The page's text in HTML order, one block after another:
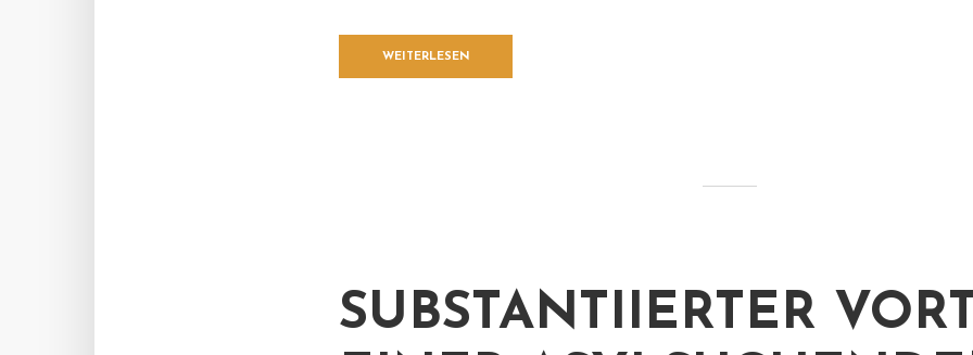
WEITERLESEN
SUBSTANTIIERTER